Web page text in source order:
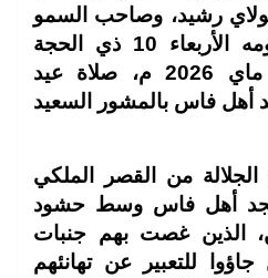
رشيد، وصاحب السمو
الأمير مولاي أحمد، يومه الأربعاء 10 ذي الحجة
1447 هـ موافق 27 ماي 2026 م، صلاة عيد
أهل فاس بالمشور السعيد
من القصر الملكي
أهل فاس وسط حشود
الذين غصت بهم جنبات
للتعبير عن تهانئهم